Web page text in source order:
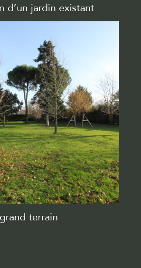
d’un jardin existant
terrain